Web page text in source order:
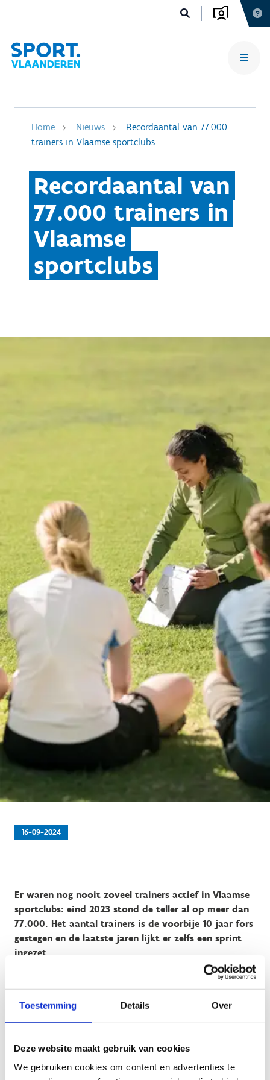
Toestemming Details Over
Deze website maakt gebruik van cookies
We gebruiken cookies om content en advertenties te
Home Nieuws
Recordaantal van 77.000
trainers in Vlaamse sportclubs
Recordaantal van
77.000 trainers in
Vlaamse
sportclubs
16-09-2024
Er waren nog nooit zoveel trainers actief in Vlaamse
sportclubs: eind 2023 stond de teller al op meer dan
77.000. Het aantal trainers is de voorbije 10 jaar fors
gestegen en de laatste jaren lijkt er zelfs een sprint
ingezet.
Trainers zijn essentieel voor de basiswerking, de recreatieve
sportclubs. Hoe meer trainers, hoe meer Vlamingen
vakkundige begeleiding krijgen bij het sporten. De Vlaamse